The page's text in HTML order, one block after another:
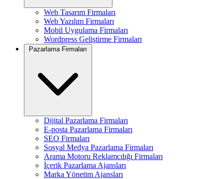
Web Tasarım Firmaları
Web Yazılım Firmaları
Mobil Uygulama Firmaları
Wordpress Geliştirme Firmaları
Pazarlama Firmaları
Dijital Pazarlama Firmaları
E-posta Pazarlama Firmaları
SEO Firmaları
Sosyal Medya Pazarlama Firmaları
Arama Motoru Reklamcılığı Firmaları
İçerik Pazarlama Ajansları
Marka Yönetim Ajansları